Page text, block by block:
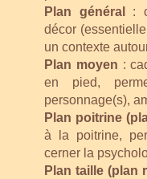
Plan général
:
décor
un contexte
Plan moyen :
en pied,
personnage(s),
Plan poitrine
à la poitrine,
cerner la
Plan taille (plan